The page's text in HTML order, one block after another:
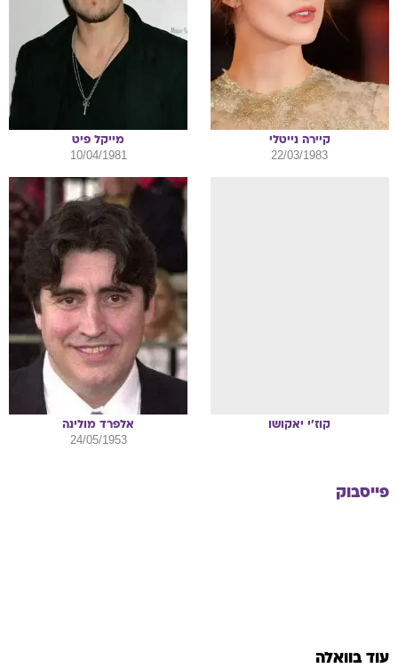
קיירה נייטלי
22/03/1983
מייקל פיט
10/04/1981
קוז'י יאקושו אלפרד מולינה
24/05/1953
פייסבוק
עוד בוואלה